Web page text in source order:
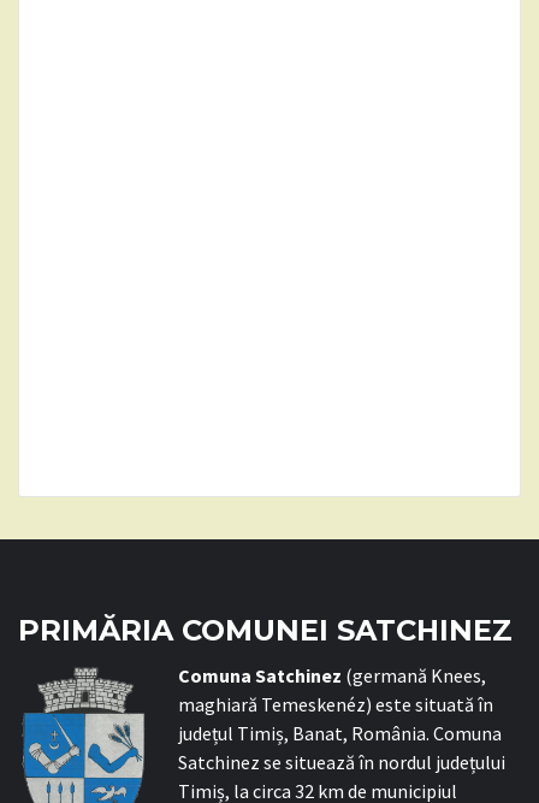
PRIMĂRIA COMUNEI SATCHINEZ
Comuna Satchinez (germană Knees,
maghiară Temeskenéz) este situată în
județul Timiș, Banat, România. Comuna
Satchinez se situează în nordul județului
Timiș, la circa 32 km de municipiul